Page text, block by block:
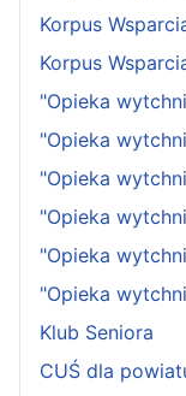
Korpus
Korpus
"Opieka
"Opieka
"Opieka
"Opieka
"Opieka
"Opieka
Klub Seniora
CUŚ dla